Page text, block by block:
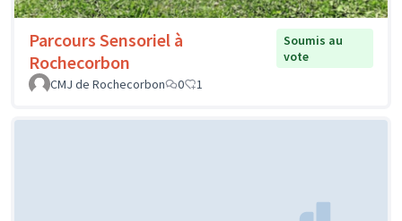
Parcours Sensoriel à
Rochecorbon
Soumis au
vote
CMJ de Rochecorbon
0 1